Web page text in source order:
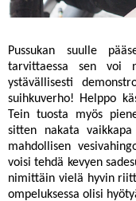
Pussukan suulle
tarvittaessa sen voi
ystävällisesti
suihkuverho! Helppo
Tein tuosta myös
sitten nakata
mahdollisen
voisi tehdä kevyen
nimittäin vielä hyvin
ompeluksessa olisi